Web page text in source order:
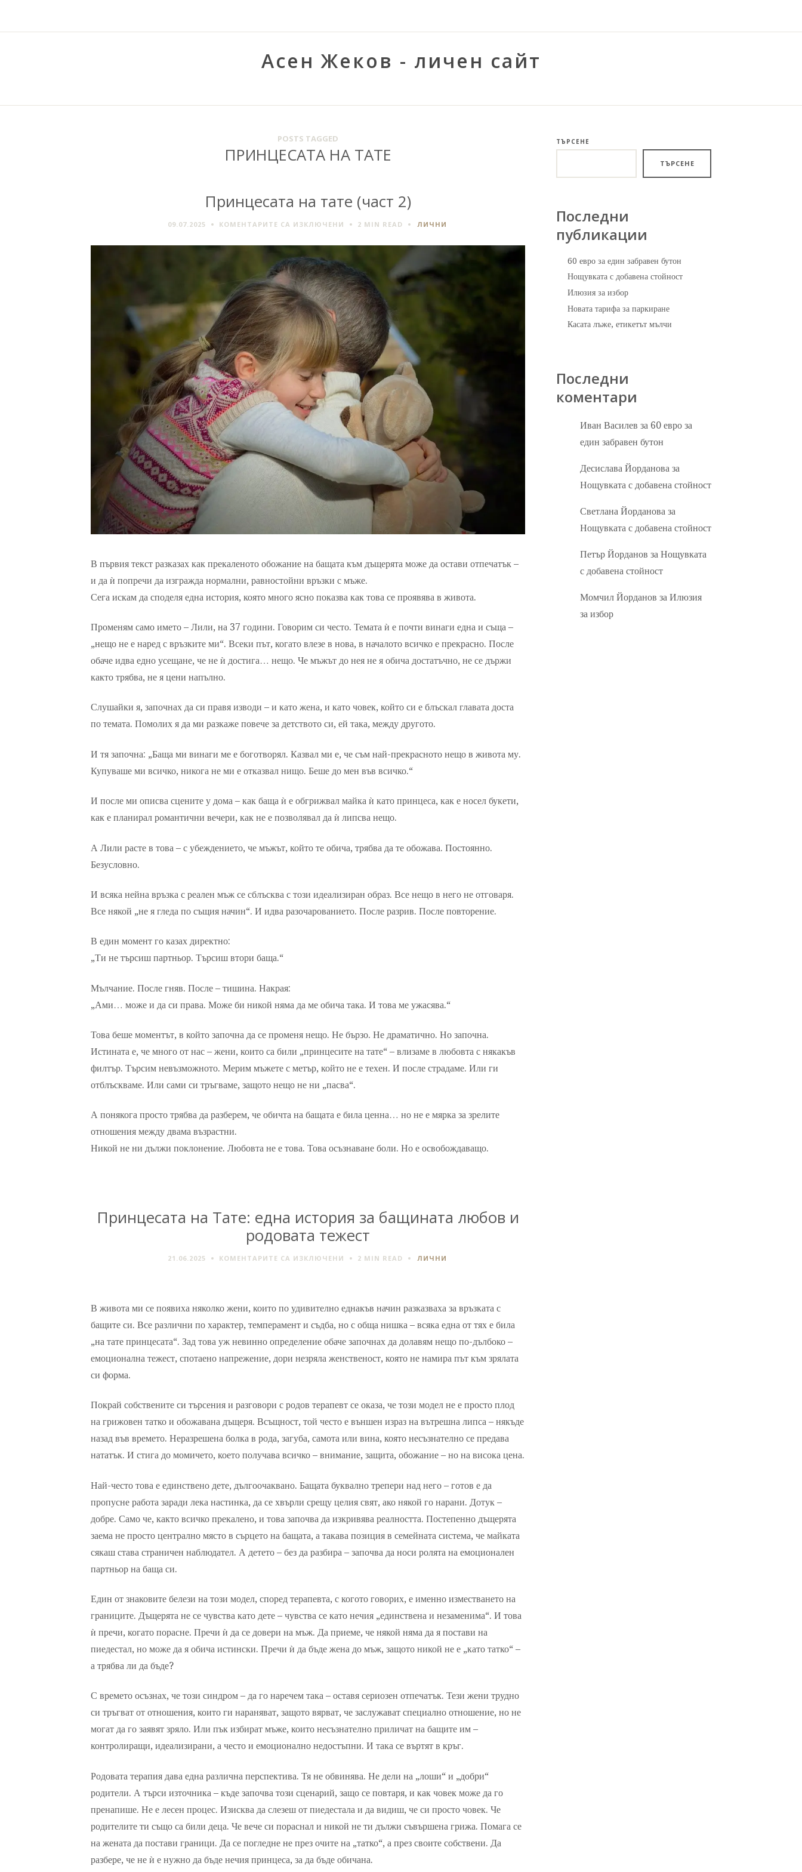
Асен Жеков - личен сайт
POSTS TAGGED
ПРИНЦЕСАТА НА ТАТЕ
Принцесата на тате (част 2)
09.07.2025 КОМЕНТАРИТЕ СА ИЗКЛЮЧЕНИ ЗА
НА
(ЧАСТ
2)
2 MIN READ ЛИЧНИ
В първия текст разказах как прекаленото обожание на бащата към дъщерята може да остави отпечатък –
и да ѝ попречи да изгражда нормални, равностойни връзки с мъже.
Сега искам да споделя една история, която много ясно показва как това се проявява в живота.
Променям само името – Лили, на 37 години. Говорим си често. Темата ѝ е почти винаги една и съща –
„нещо не е наред с връзките ми“. Всеки път, когато влезе в нова, в началото всичко е прекрасно. После
обаче идва едно усещане, че не ѝ достига… нещо. Че мъжът до нея не я обича достатъчно, не се държи
както трябва, не я цени напълно.
Слушайки я, започнах да си правя изводи – и като жена, и като човек, който си е блъскал главата доста
по темата. Помолих я да ми разкаже повече за детството си, ей така, между другото.
И тя започна: „Баща ми винаги ме е боготворял. Казвал ми е, че съм най-прекрасното нещо в живота му.
Купуваше ми всичко, никога не ми е отказвал нищо. Беше до мен във всичко.“
И после ми описва сцените у дома – как баща ѝ е обгрижвал майка ѝ като принцеса, как е носел букети,
как е планирал романтични вечери, как не е позволявал да ѝ липсва нещо.
А Лили расте в това – с убеждението, че мъжът, който те обича, трябва да те обожава. Постоянно.
Безусловно.
И всяка нейна връзка с реален мъж се сблъсква с този идеализиран образ. Все нещо в него не отговаря.
Все някой „не я гледа по същия начин“. И идва разочарованието. После разрив. После повторение.
В един момент го казах директно:
„Ти не търсиш партньор. Търсиш втори баща.“
Мълчание. После гняв. После – тишина. Накрая:
„Ами… може и да си права. Може би никой няма да ме обича така. И това ме ужасява.“
Това беше моментът, в който започна да се променя нещо. Не бързо. Не драматично. Но започна.
Истината е, че много от нас – жени, които са били „принцесите на тате“ – влизаме в любовта с някакъв
филтър. Търсим невъзможното. Мерим мъжете с метър, който не е техен. И после страдаме. Или ги
отблъскваме. Или сами си тръгваме, защото нещо не ни „пасва“.
А понякога просто трябва да разберем, че обичта на бащата е била ценна… но не е мярка за зрелите
отношения между двама възрастни.
Никой не ни дължи поклонение. Любовта не е това. Това осъзнаване боли. Но е освобождаващо.
Принцесата на Тате: една история за бащината любов и
родовата тежест
21.06.2025 КОМЕНТАРИТЕ СА ИЗКЛЮЧЕНИ ЗА
ИСТОРИЯ
ЗА
И
2 MIN READ ЛИЧНИ
В живота ми се появиха няколко жени, които по удивително еднакъв начин разказваха за връзката с
бащите си. Все различни по характер, темперамент и съдба, но с обща нишка – всяка една от тях е била
„на тате принцесата“. Зад това уж невинно определение обаче започнах да долавям нещо по-дълбоко –
емоционална тежест, спотаено напрежение, дори незряла женственост, която не намира път към зрялата
си форма.
Покрай собствените си търсения и разговори с родов терапевт се оказа, че този модел не е просто плод
на грижовен татко и обожавана дъщеря. Всъщност, той често е външен израз на вътрешна липса – някъде
назад във времето. Неразрешена болка в рода, загуба, самота или вина, която несъзнателно се предава
нататък. И стига до момичето, което получава всичко – внимание, защита, обожание – но на висока цена.
Най-често това е единствено дете, дългоочаквано. Бащата буквално трепери над него – готов е да
пропусне работа заради лека настинка, да се хвърли срещу целия свят, ако някой го нарани. Дотук –
добре. Само че, както всичко прекалено, и това започва да изкривява реалността. Постепенно дъщерята
заема не просто централно място в сърцето на бащата, а такава позиция в семейната система, че майката
сякаш става страничен наблюдател. А детето – без да разбира – започва да носи ролята на емоционален
партньор на баща си.
Един от знаковите белези на този модел, според терапевта, с когото говорих, е именно изместването на
границите. Дъщерята не се чувства като дете – чувства се като нечия „единствена и незаменима“. И това
ѝ пречи, когато порасне. Пречи ѝ да се довери на мъж. Да приеме, че някой няма да я постави на
пиедестал, но може да я обича истински. Пречи ѝ да бъде жена до мъж, защото никой не е „като татко“ –
а трябва ли да бъде?
С времето осъзнах, че този синдром – да го наречем така – оставя сериозен отпечатък. Тези жени трудно
си тръгват от отношения, които ги нараняват, защото вярват, че заслужават специално отношение, но не
могат да го заявят зряло. Или пък избират мъже, които несъзнателно приличат на бащите им –
контролиращи, идеализирани, а често и емоционално недостъпни. И така се въртят в кръг.
Родовата терапия дава една различна перспектива. Тя не обвинява. Не дели на „лоши“ и „добри“
родители. А търси източника – къде започва този сценарий, защо се повтаря, и как човек може да го
пренапише. Не е лесен процес. Изисква да слезеш от пиедестала и да видиш, че си просто човек. Че
родителите ти също са били деца. Че вече си пораснал и никой не ти дължи съвършена грижа. Помага се
на жената да постави граници. Да се погледне не през очите на „татко“, а през своите собствени. Да
разбере, че не ѝ е нужно да бъде нечия принцеса, за да бъде обичана.
ТЪРСЕНЕ
ТЪРСЕНЕ
Последни
публикации
60 евро за един забравен бутон
Нощувката с добавена стойност
Илюзия за избор
Новата тарифа за паркиране
Касата лъже, етикетът мълчи
Последни
коментари
Иван Василев за 60 евро за
един забравен бутон
Десислава Йорданова за
Нощувката с добавена стойност
Светлана Йорданова за
Нощувката с добавена стойност
Петър Йорданов за Нощувката
с добавена стойност
Момчил Йорданов за Илюзия
за избор